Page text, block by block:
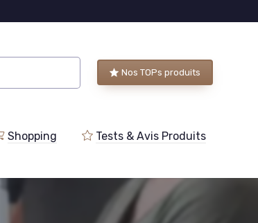
Nos TOPs produits
Shopping Tests & Avis Produits